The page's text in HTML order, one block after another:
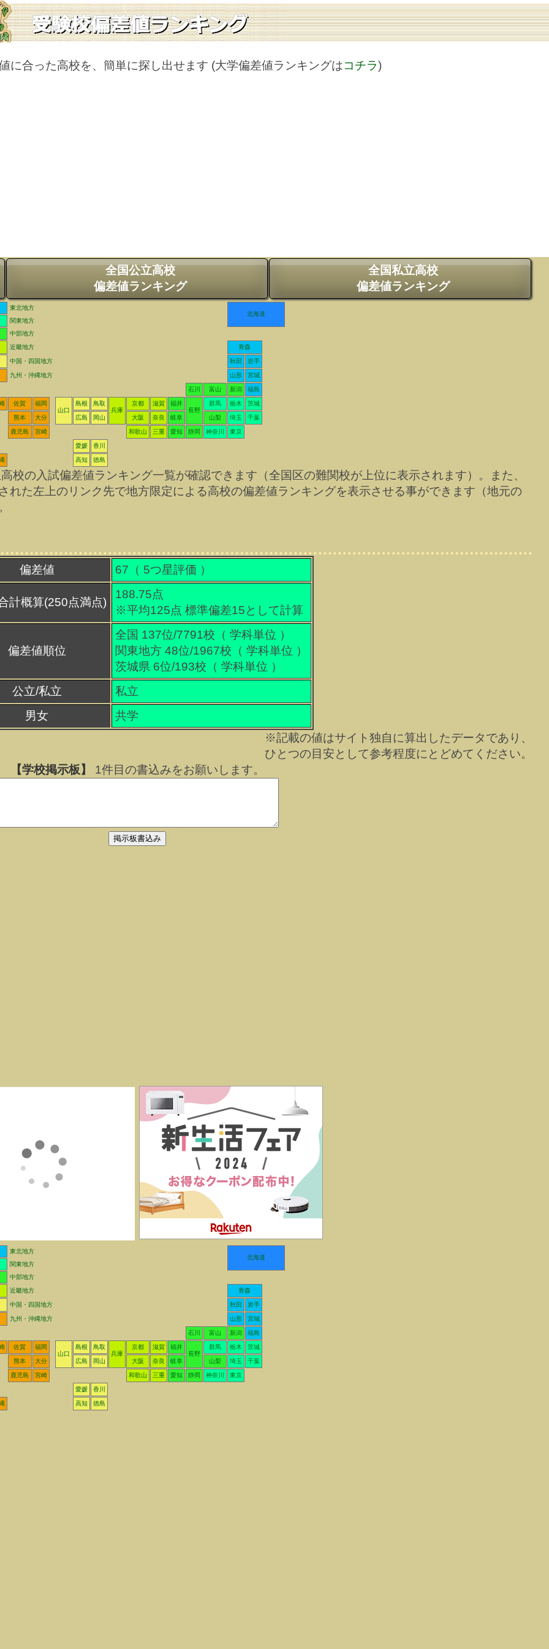
に合った高校を、簡単に探し出せます (大学偏差値ランキングはコチラ)
全国公立高校
偏差値ランキング
全国私立高校
偏差値ランキング
東北地方
北海道
関東地方
中部地方
近畿地方
青森
中国・四国地方 秋田 岩手
九州・沖縄地方 山形 宮城
石川 富山 新潟 福島
佐賀
福岡
山口
島根
鳥取
兵庫
京都 滋賀
福井
長野
群馬 栃木 茨城
熊本 大分 広島 岡山 大阪 奈良 岐阜 山梨 埼玉 千葉
鹿児島 宮崎 和歌山 三重 愛知 静岡 神奈川 東京
愛媛 香川
高知 徳島
の入試偏差値ランキング一覧が確認できます（全国区の難関校が上位に表示されます）。また、
れた左上のリンク先で地方限定による高校の偏差値ランキングを表示させる事ができます（地元の
偏差値 67（ 5つ星評価 ）
計概算(250点満点)
188.75点
※平均125点 標準偏差15として計算
偏差値順位
全国 137位/7791校（ 学科単位 ）
関東地方 48位/1967校（ 学科単位 ）
茨城県 6位/193校（ 学科単位 ）
公立/私立
私立
男女
共学
※記載の値はサイト独自に算出したデータであり、
ひとつの目安として参考程度にとどめてください。
【学校掲示板】
1件目の書込みをお願いします。
東北地方
北海道
関東地方
中部地方
近畿地方
青森
中国・四国地方 秋田 岩手
九州・沖縄地方 山形 宮城
石川 富山 新潟 福島
佐賀
福岡
山口
島根
鳥取
兵庫
京都 滋賀
福井
長野
群馬 栃木 茨城
熊本 大分 広島 岡山 大阪 奈良 岐阜 山梨 埼玉 千葉
鹿児島 宮崎 和歌山 三重 愛知 静岡 神奈川 東京
愛媛 香川
高知 徳島